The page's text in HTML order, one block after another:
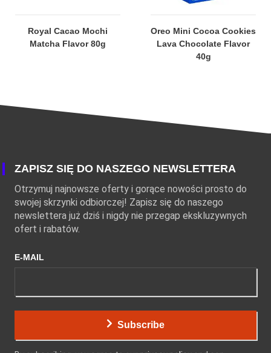
Royal Cacao Mochi
Matcha Flavor 80g
Oreo Mini Cocoa Cookies
Lava Chocolate Flavor
40g
ZAPISZ SIĘ DO NASZEGO NEWSLETTERA
Otrzymuj najnowsze oferty i gorące nowości prosto do
swojej skrzynki odbiorczej! Zapisz się do naszego
newslettera już dziś i nigdy nie przegap ekskluzywnych
ofert i rabatów.
E-MAIL
Subscribe